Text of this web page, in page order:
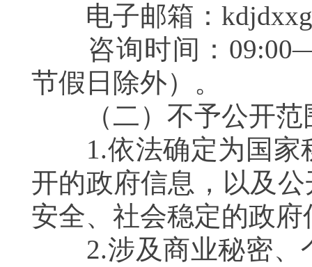
电子邮箱：
咨询时间：
节假日除外）。
（二）不予公开
1.依法确定为国家
开的政府信息，以及
安全、社会稳定的政
2.涉及商业秘密、